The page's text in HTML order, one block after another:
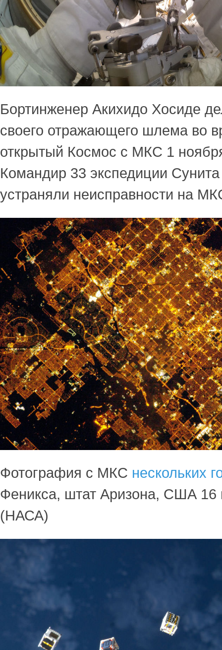
Бортинженер Акихидо Хосиде
своего отражающего шлема во
открытый Космос с МКС 1
Командир 33 экспедиции
устраняли неисправности на
Фотография с МКС нескольких
Феникса, штат Аризона, США 16
(НАСА)